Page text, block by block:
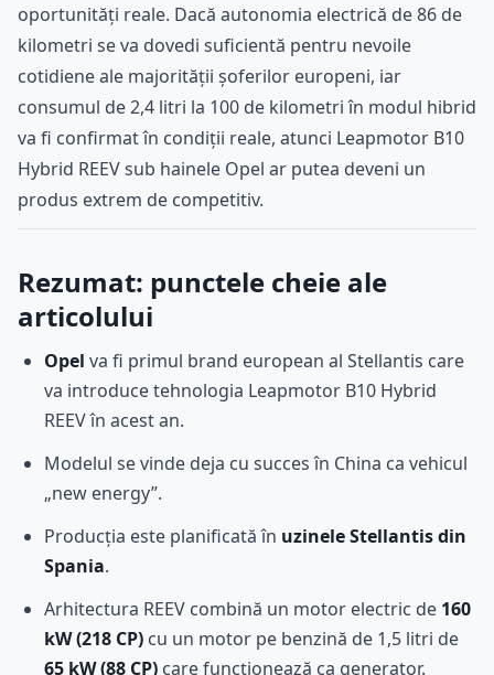
oportunități reale. Dacă autonomia electrică de 86 de
kilometri se va dovedi suficientă pentru nevoile
cotidiene ale majorității șoferilor europeni, iar
consumul de 2,4 litri la 100 de kilometri în modul hibrid
va fi confirmat în condiții reale, atunci Leapmotor B10
Hybrid REEV sub hainele Opel ar putea deveni un
produs extrem de competitiv.
Rezumat: punctele cheie ale
articolului
Opel va fi primul brand european al Stellantis care
va introduce tehnologia Leapmotor B10 Hybrid
REEV în acest an.
Modelul se vinde deja cu succes în China ca vehicul
„new energy”.
Producția este planificată în uzinele Stellantis din
Spania.
Arhitectura REEV combină un motor electric de 160
kW (218 CP) cu un motor pe benzină de 1,5 litri de
65 kW (88 CP) care funcționează ca generator.